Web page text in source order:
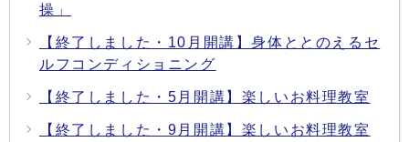
操」
【終了しました・10月開講】身体ととのえるセ
ルフコンディショニング
【終了しました・5月開講】楽しいお料理教室
【終了しました・9月開講】楽しいお料理教室